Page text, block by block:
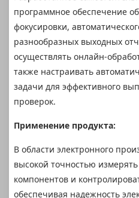
программное обеспечение
фокусировки,
разнообразных выходных
осуществлять онлайн-
также настраивать
задачи для эффективного
проверок.
Применение продукта:
В области электронного
высокой точностью
компонентов и
обеспечивая надежность